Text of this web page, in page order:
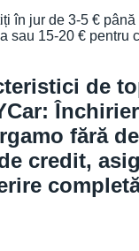
în jur de 3-5 €
sau 15-20 € pentru
de
fără
credit,